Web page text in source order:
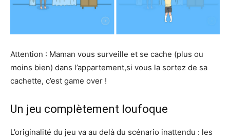
Attention : Maman vous surveille et se cache (plus ou
moins bien) dans l’appartement,si vous la sortez de sa
cachette, c’est game over !
Un jeu complètement loufoque
L’originalité du jeu va au delà du scénario inattendu : les